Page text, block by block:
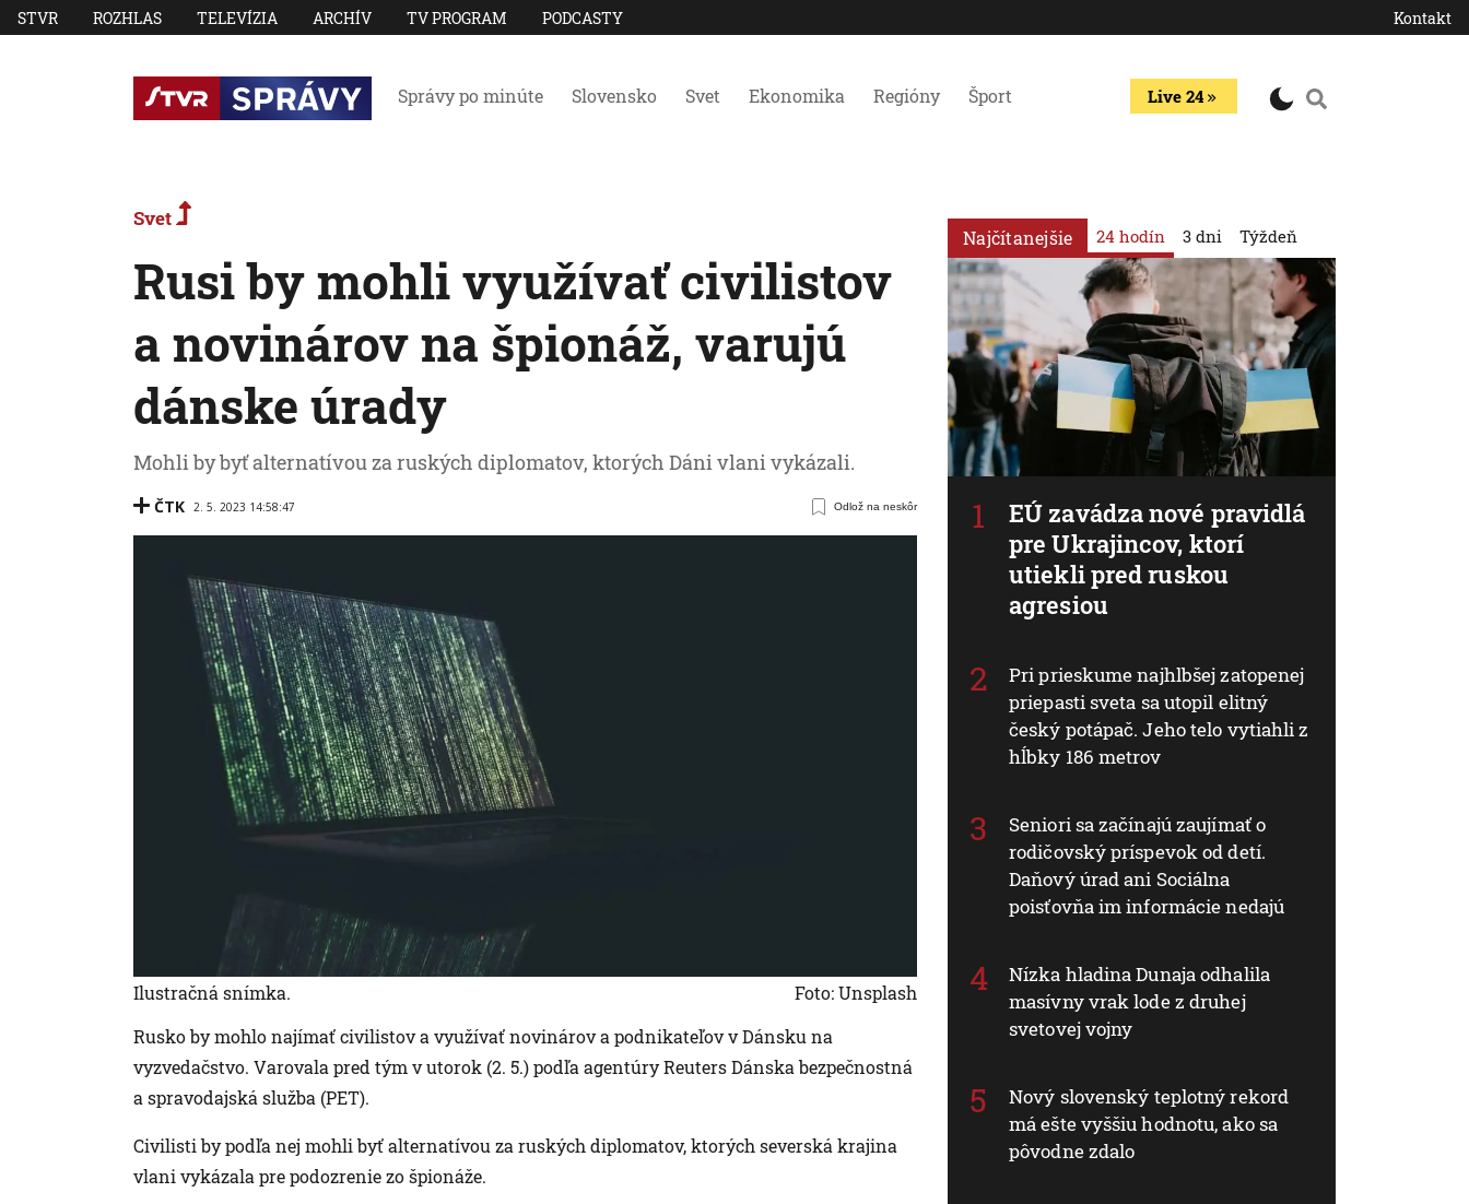
STVR ROZHLAS TELEVÍZIA ARCHÍV TV PROGRAM PODCASTY Kontakt
Správy po minúte Slovensko Svet Ekonomika Regióny Šport Live 24
Svet
Rusi by mohli využívať civilistov
a novinárov na špionáž, varujú
dánske úrady
Mohli by byť alternatívou za ruských diplomatov, ktorých Dáni vlani vykázali.
ČTK 2. 5. 2023 14:58:47 Odlož na neskôr
Ilustračná snímka.
Foto: Unsplash
Rusko by mohlo najímať civilistov a využívať novinárov a podnikateľov v Dánsku na
vyzvedačstvo. Varovala pred tým v utorok (2. 5.) podľa agentúry Reuters Dánska bezpečnostná
a spravodajská služba (PET).
Civilisti by podľa nej mohli byť alternatívou za ruských diplomatov, ktorých severská krajina
vlani vykázala pre podozrenie zo špionáže.
Najčítanejšie 24 hodín
EÚ zavádza nové pravidlá
pre Ukrajincov, ktorí
utiekli pred ruskou
agresiou
Pri prieskume najhlbšej zatopenej
priepasti sveta sa utopil elitný
český potápač. Jeho telo vytiahli z
hĺbky 186 metrov
Seniori sa začínajú zaujímať o
rodičovský príspevok od detí.
Daňový úrad ani Sociálna
poisťovňa im informácie nedajú
Nízka hladina Dunaja odhalila
masívny vrak lode z druhej
svetovej vojny
Nový slovenský teplotný rekord
má ešte vyššiu hodnotu, ako sa
pôvodne zdalo
3 dni Týždeň